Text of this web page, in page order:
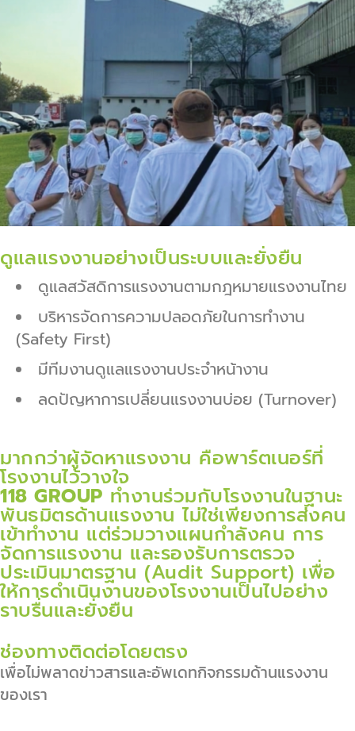
ดูแลแรงงานอย่างเป็นระบบและยั่งยืน
ดูแลสวัสดิการแรงงานตามกฎหมายแรงงานไทย
บริหารจัดการความปลอดภัยในการทำงาน
(Safety First)
มีทีมงานดูแลแรงงานประจำหน้างาน
ลดปัญหาการเปลี่ยนแรงงานบ่อย (Turnover)
มากกว่าผู้จัดหาแรงงาน คือพาร์ตเนอร์ที่
โรงงานไว้วางใจ
118 GROUP ทำงานร่วมกับโรงงานในฐานะ
พันธมิตรด้านแรงงาน ไม่ใช่เพียงการส่งคน
เข้าทำงาน แต่ร่วมวางแผนกำลังคน การ
จัดการแรงงาน และรองรับการตรวจ
ประเมินมาตรฐาน (Audit Support) เพื่อ
ให้การดำเนินงานของโรงงานเป็นไปอย่าง
ราบรื่นและยั่งยืน
ช่องทางติดต่อโดยตรง
เพื่อไม่พลาดข่าวสารและอัพเดทกิจกรรมด้านแรงงาน
ของเรา